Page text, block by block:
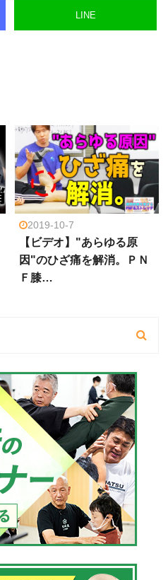
LINE
2019-10-7
【ビデオ】"あらゆる原
因"のひざ痛を解消。ＰＮ
Ｆ膝…